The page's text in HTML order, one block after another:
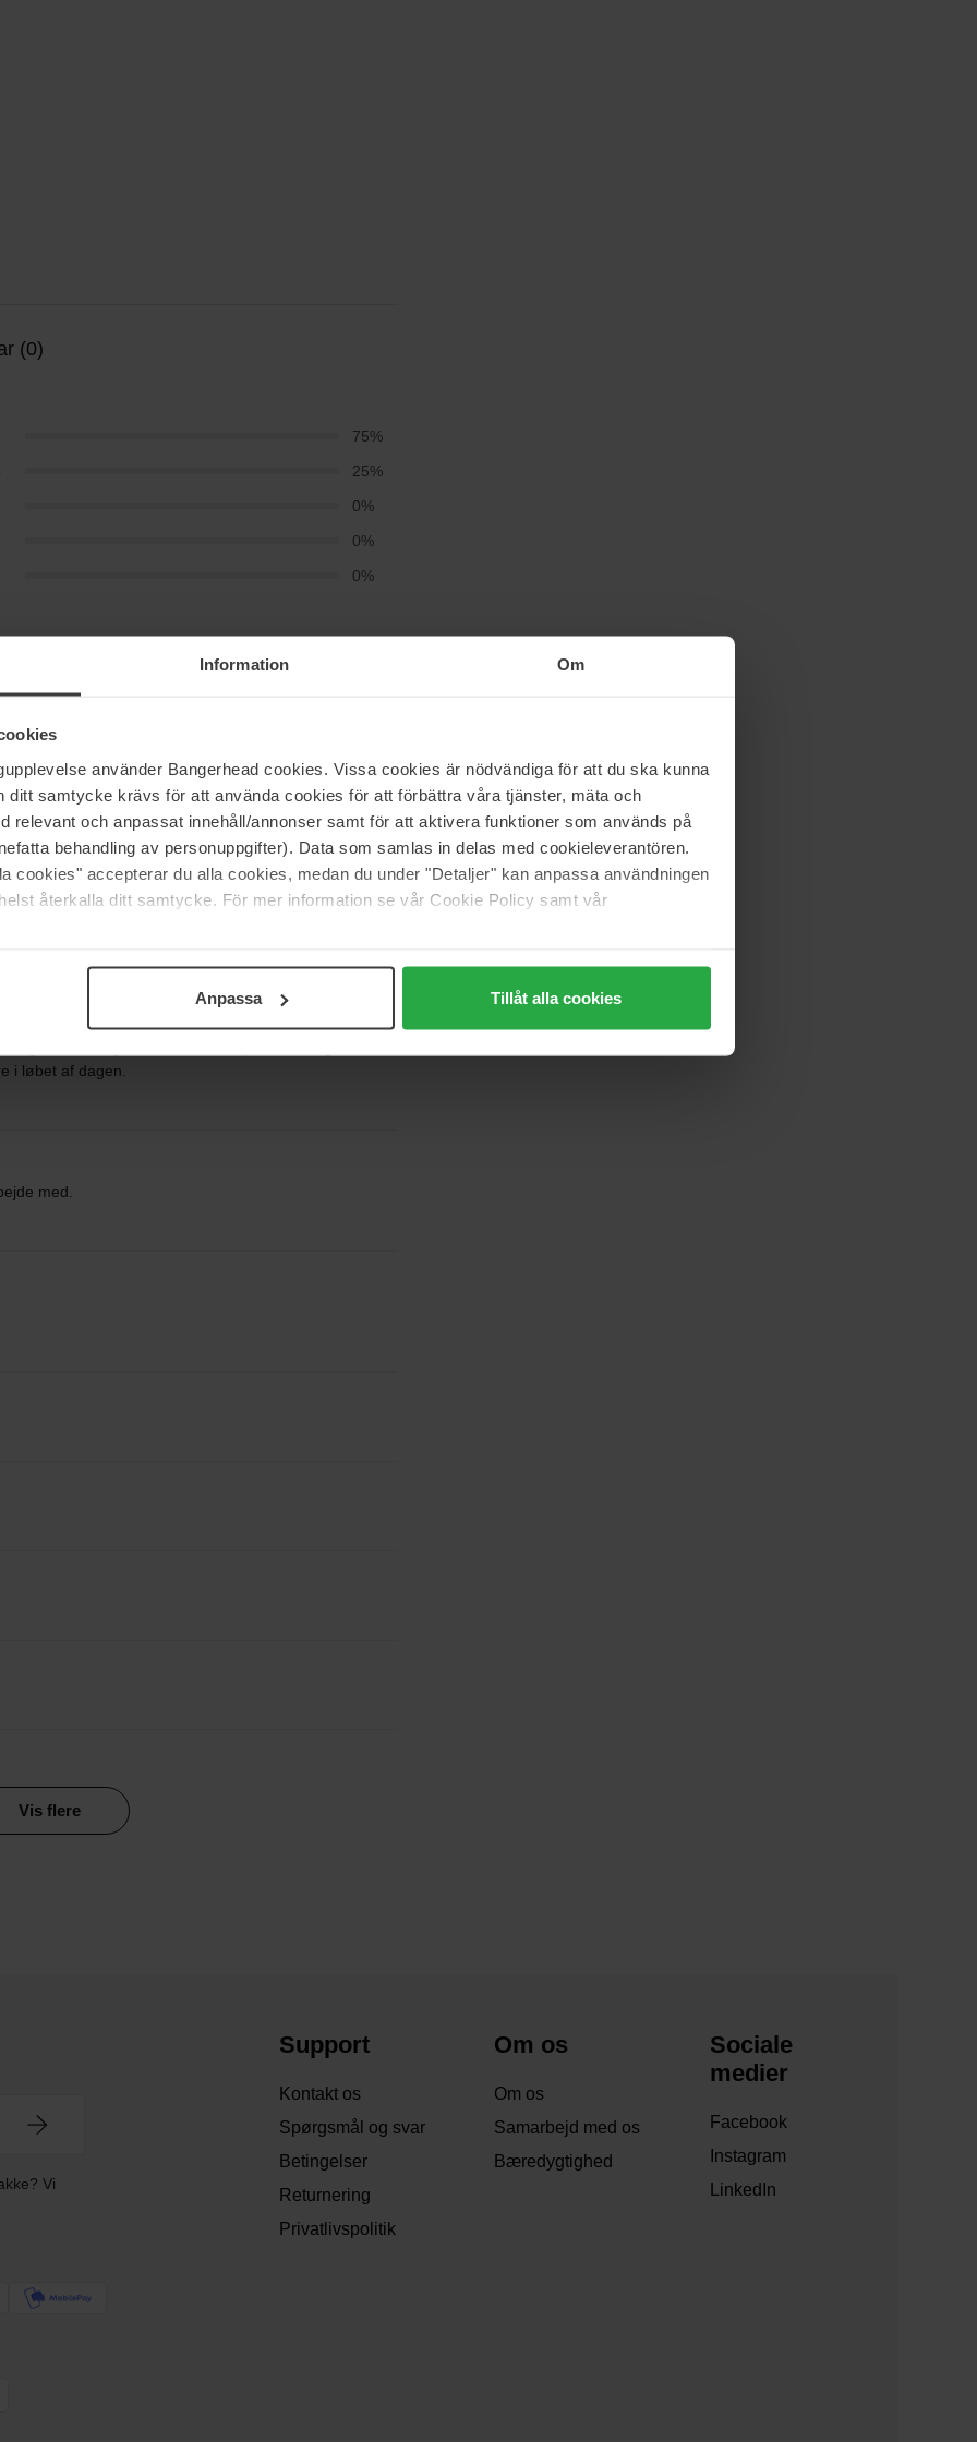
Information Om
använder Bangerhead cookies. Vissa cookies är nödvändiga för att du ska kunna
ditt samtycke krävs för att använda cookies för att förbättra våra tjänster, mäta och
relevant och anpassat innehåll/annonser samt för att aktivera funktioner som används på
behandling av personuppgifter). Data som samlas in delas med cookieleverantören.
cookies" accepterar du alla cookies, medan du under "Detaljer" kan anpassa användningen
återkalla ditt samtycke. För mer information se vår Cookie Policy samt vår
Anpassa Tillåt alla cookies
(0)
75%
25%
0%
0%
0%
på plads og er nemt at holde.
materiale får pudderet til at ligge godt på huden.
var lidt nemmere at holde.
at bevæge sig.
og den er meget bedre end den puff, der følger med!
i løbet af dagen.
med.
Vis flere
Vi
Support
Kontakt os
Spørgsmål og svar
Betingelser
Returnering
Privatlivspolitik
Om os
Om os
Samarbejd med os
Bæredygtighed
Sociale
medier
Facebook
Instagram
LinkedIn